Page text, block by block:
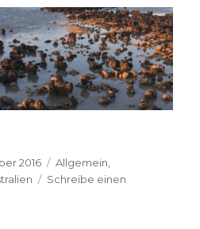
2016 Kategorien
Allgemein
Schreibe einen